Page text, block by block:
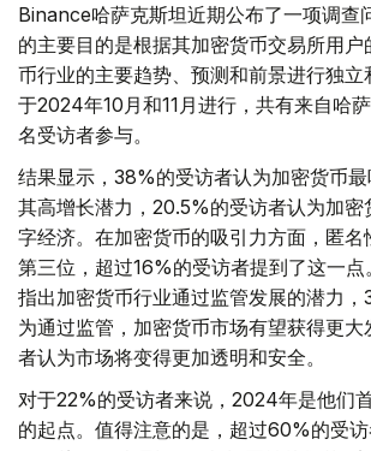
Binance哈萨克斯坦近期公布了一项调查
的主要目的是根据其加密货币交易所用
币行业的主要趋势、预测和前景进行独立
于2024年10月和11月进行，共有来自哈
名受访者参与。
结果显示，38%的受访者认为加密货币
其高增长潜力，20.5%的受访者认为加密
字经济。在加密货币的吸引力方面，匿名
第三位，超过16%的受访者提到了这一
指出加密货币行业通过监管发展的潜力
为通过监管，加密货币市场有望获得更
者认为市场将变得更加透明和安全。
对于22%的受访者来说，2024年是他们
的起点。值得注意的是，超过60%的受